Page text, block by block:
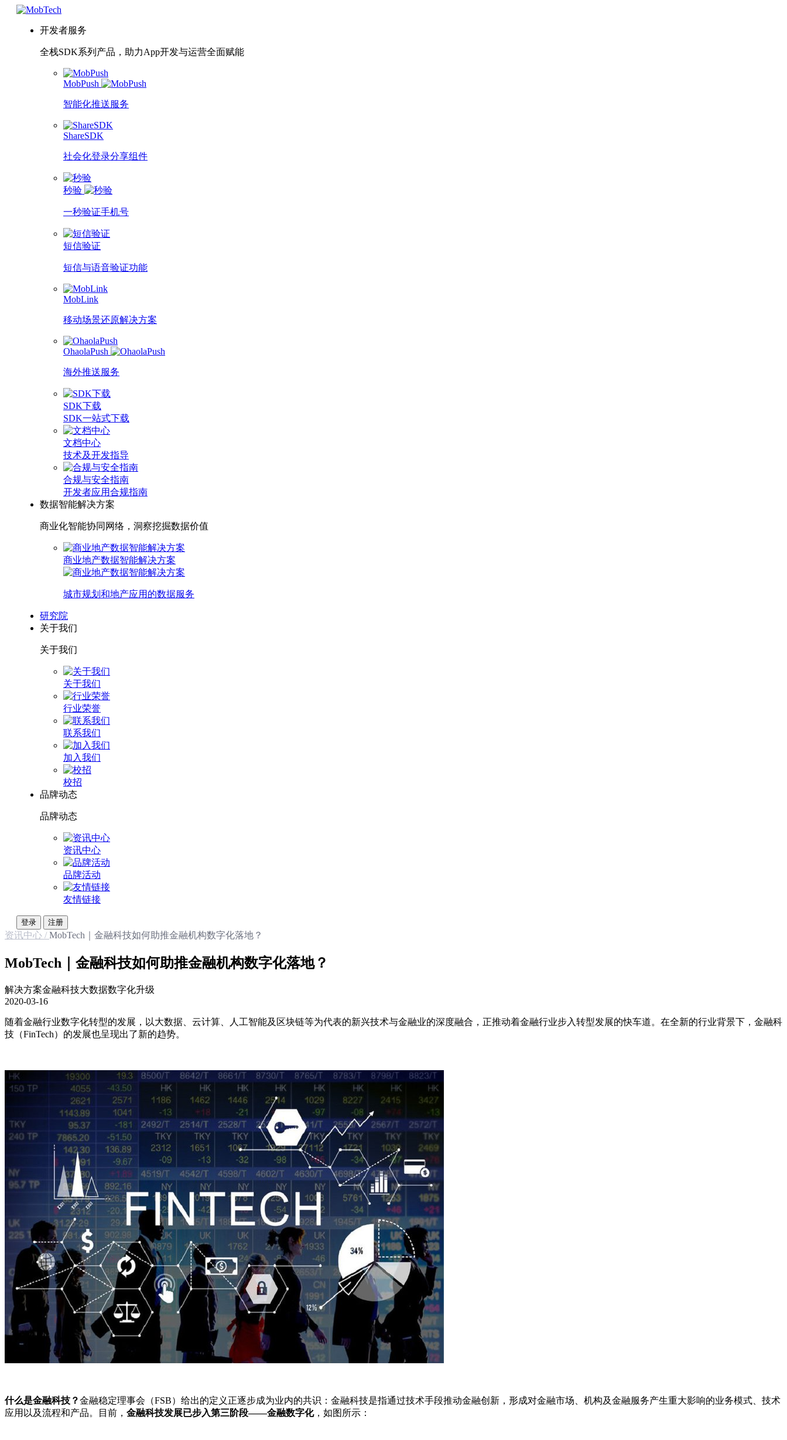
开发者服务
全栈SDK系列产品，助力App开发与运营全面赋能
MobPush
智能化推送服务
ShareSDK
社会化登录分享组件
秒验
一秒验证手机号
短信验证
短信与语音验证功能
MobLink
移动场景还原解决方案
OhaolaPush
海外推送服务
SDK下载
SDK一站式下载
文档中心
技术及开发指导
合规与安全指南
开发者应用合规指南
数据智能解决方案
商业化智能协同网络，洞察挖掘数据价值
商业地产数据智能解决方案
城市规划和地产应用的数据服务
研究院
关于我们
关于我们
关于我们
行业荣誉
联系我们
加入我们
校招
品牌动态
品牌动态
资讯中心
品牌活动
友情链接
登录 注册
资讯中心 / MobTech｜金融科技如何助推金融机构数字化落地？
MobTech｜金融科技如何助推金融机构数字化落地？
解决方案金融科技大数据数字化升级
2020-03-16
随着金融行业数字化转型的发展，以大数据、云计算、人工智能及区块链等为代表的新兴技术与金融业的深度融合，正推动着金融行业步入转型发展的快车道。在全新的行业背景下，金融科
技（FinTech）的发展也呈现出了新的趋势。
什么是金融科技？金融稳定理事会（FSB）给出的定义正逐步成为业内的共识：金融科技是指通过技术手段推动金融创新，形成对金融市场、机构及金融服务产生重大影响的业务模式、技术
应用以及流程和产品。目前， 金融科技发展已步入第三阶段——金融数字化，如图所示：